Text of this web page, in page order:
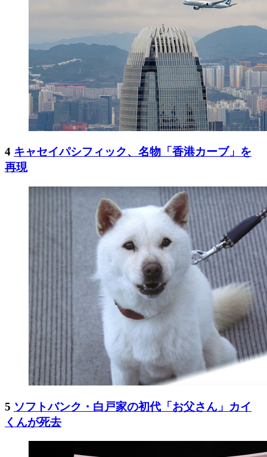
4 キャセイパシフィック、名物「香港カーブ」を
再現
5 ソフトバンク・白戸家の初代「お父さん」カイ
くんが死去